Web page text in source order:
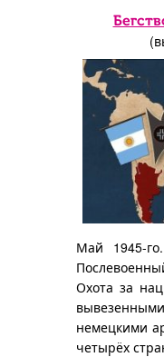
Май 1945-
Охота за
немецкими
четырёх